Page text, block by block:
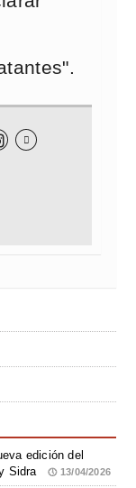

edición del
Sidra
13/04/2026